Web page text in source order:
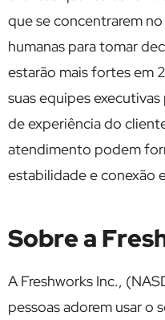
que se concentrarem
humanas para tomar
estarão mais fortes em
suas equipes
de experiência do
atendimento podem
estabilidade e conexão
Sobre a
A Freshworks Inc.,
pessoas adorem usar o